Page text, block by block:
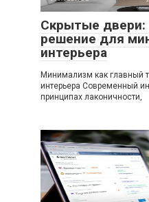
Скрытые двери:
решение для
интерьера
Минимализм как главный
интерьера Современный
принципах лаконичности,